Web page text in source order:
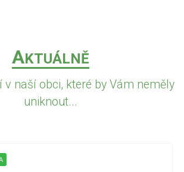
AKTUÁLNĚ
v naší obci, které by Vám neměly
uniknout...